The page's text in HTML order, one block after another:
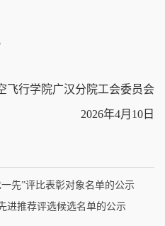
飞行学院广汉分院工会委员会
2026年4月10日
先”评比表彰对象名单的公示
进推荐评选候选名单的公示